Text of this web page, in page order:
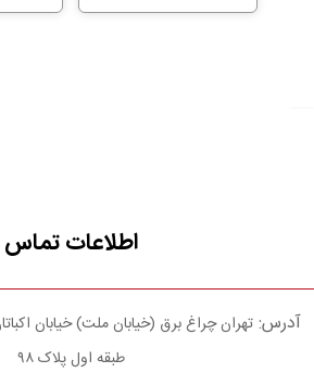
اطلاعات تماس
آدرس: تهران چراغ برق (خیابان ملت) خیابان
طبقه اول پلاک ۹۸